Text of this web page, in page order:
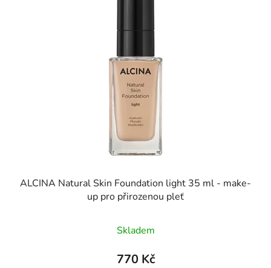
ALCINA Natural Skin Foundation light 35 ml - make-
up pro přirozenou pleť
Skladem
770 Kč